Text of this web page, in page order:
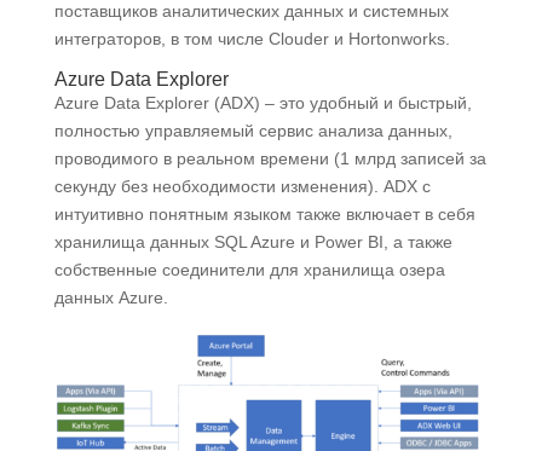
поставщиков аналитических данных и системных
интеграторов, в том числе Clouder и Hortonworks.
Azure Data Explorer
Azure Data Explorer (ADX) – это удобный и быстрый,
полностью управляемый сервис анализа данных,
проводимого в реальном времени (1 млрд записей за
секунду без необходимости изменения). ADX с
интуитивно понятным языком также включает в себя
хранилища данных SQL Azure и Power BI, а также
собственные соединители для хранилища озера
данных Azure.